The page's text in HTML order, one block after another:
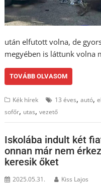
után elfutott volna, de
megyében is láttunk volna
TOVÁBB OLVASOM
Kék hírek 13 éves,autó,
sofőr, utas,vezető
Iskolába indult két
onnan már nem
keresik őket
2025.05.31. Kiss Lajos